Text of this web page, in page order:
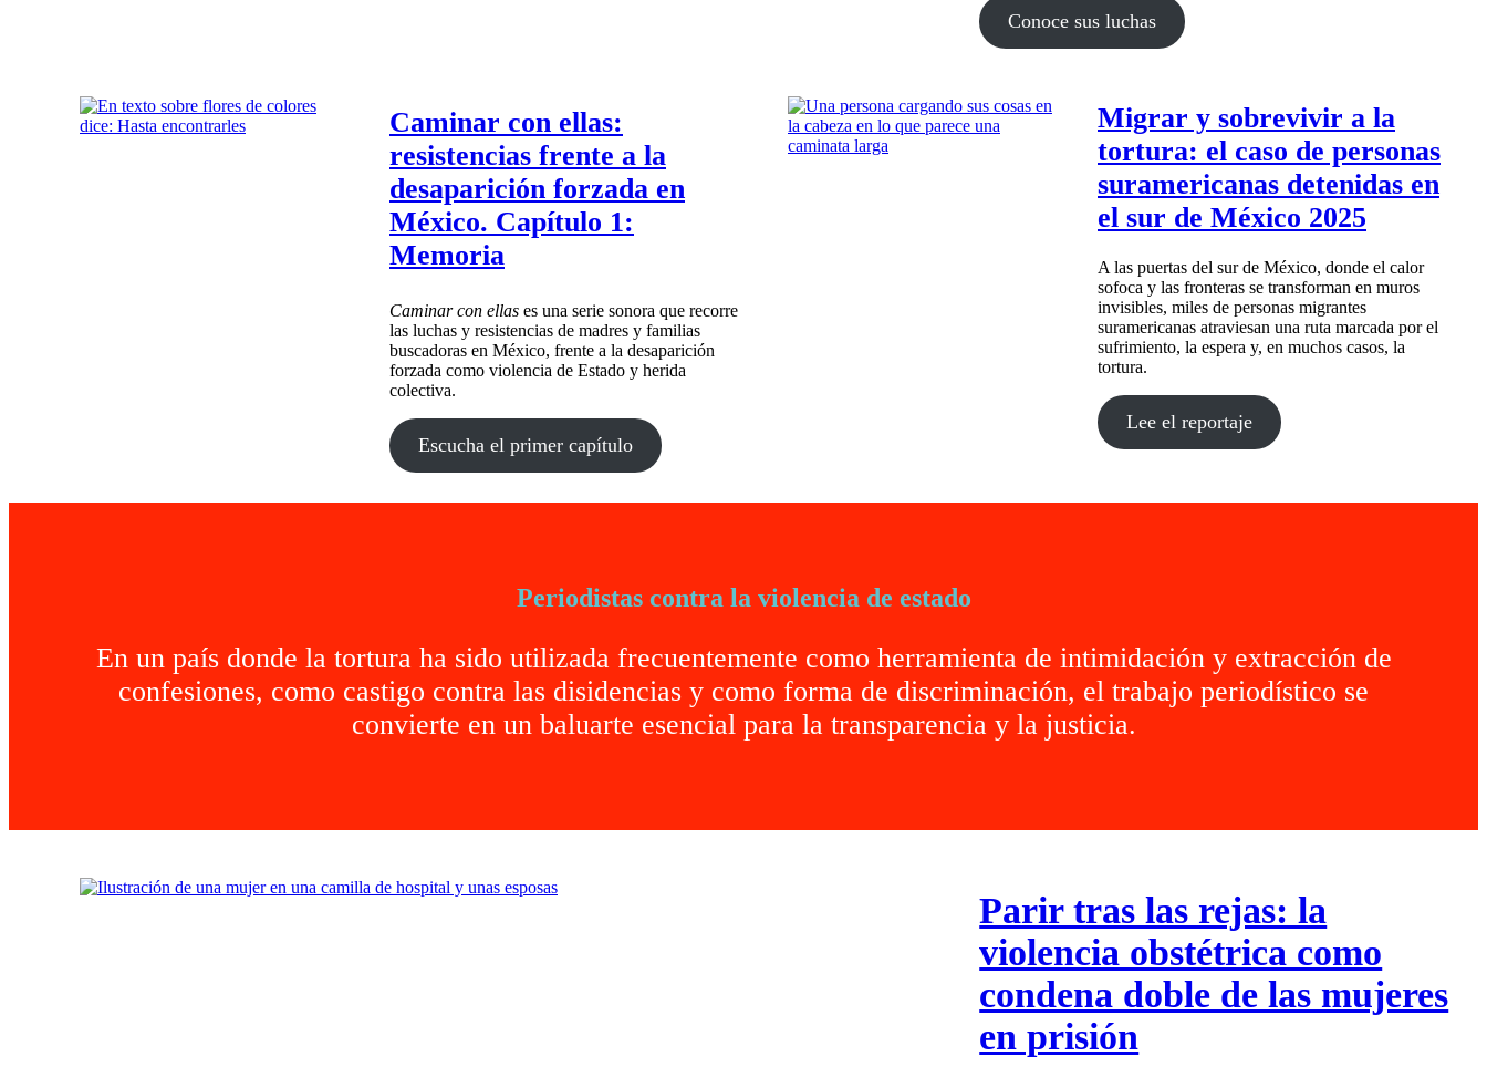
Conoce sus luchas
Caminar con ellas:
resistencias frente a la
desaparición forzada en
México. Capítulo 1:
Memoria
Caminar con ellas es una serie sonora que recorre
las luchas y resistencias de madres y familias
buscadoras en México, frente a la desaparición
forzada como violencia de Estado y herida
colectiva.
Escucha el primer capítulo
Migrar y sobrevivir a la
tortura: el caso de personas
suramericanas detenidas en
el sur de México 2025
A las puertas del sur de México, donde el calor
sofoca y las fronteras se transforman en muros
invisibles, miles de personas migrantes
suramericanas atraviesan una ruta marcada por el
sufrimiento, la espera y, en muchos casos, la
tortura.
Lee el reportaje
Periodistas contra la violencia de estado
En un país donde la tortura ha sido utilizada frecuentemente como herramienta de intimidación y extracción de
confesiones, como castigo contra las disidencias y como forma de discriminación, el trabajo periodístico se
convierte en un baluarte esencial para la transparencia y la justicia.
Parir tras las rejas: la
violencia obstétrica como
condena doble de las mujeres
en prisión